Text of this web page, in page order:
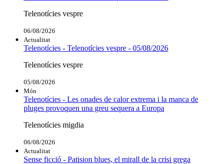
Telenotícies vespre
06/08/2026
Actualitat
Telenotícies - Telenotícies vespre - 05/08/2026
Telenotícies vespre
05/08/2026
Món
Telenotícies - Les onades de calor extrema i la manca de
pluges provoquen una greu sequera a Europa
Telenotícies migdia
06/08/2026
Actualitat
Sense ficció - Patision blues, el mirall de la crisi grega